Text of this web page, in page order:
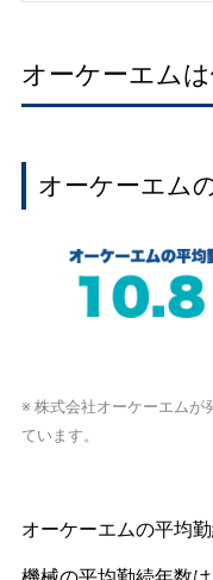
オーケーエム
オーケーエム
※ 株式会社オーケーエムが
ています。
オーケーエムの平均